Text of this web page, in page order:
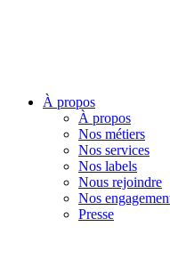
À propos
À propos
Nos métiers
Nos services
Nos labels
Nous rejoindre
Nos
Presse